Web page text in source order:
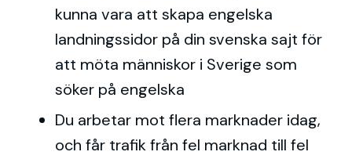
kunna vara att skapa engelska
landningssidor på din svenska sajt för
att möta människor i Sverige som
söker på engelska
Du arbetar mot flera marknader idag,
och får trafik från fel marknad till fel